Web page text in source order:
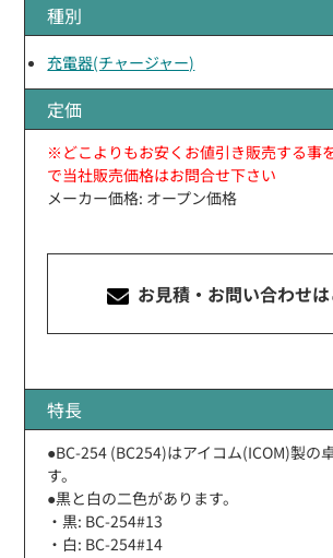
種別
充電器(チャージャー)
定価
※どこよりもお安くお値引き販売する事
で当社販売価格はお問合せ下さい
メーカー価格: オープン価格
お見積・お問い合わせ
特長
●BC-254 (BC254)はアイコム(ICOM)製の
す。
●黒と白の二色があります。
・黒: BC-254#13
・白: BC-254#14